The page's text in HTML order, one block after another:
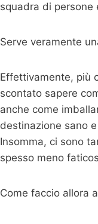
squadra di persone
Serve veramente
Effettivamente, più
scontato sapere
anche come
destinazione sano
Insomma, ci sono
spesso meno
Come faccio allora